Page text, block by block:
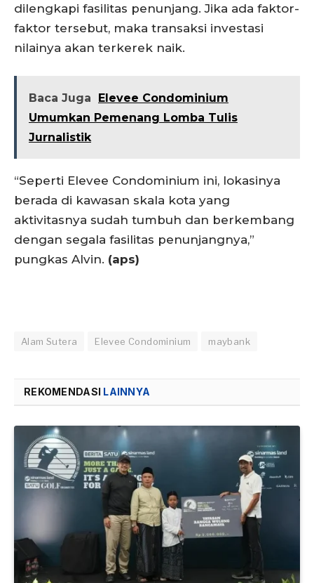
dilengkapi fasilitas penunjang. Jika ada faktor-
faktor tersebut, maka transaksi investasi
nilainya akan terkerek naik.
Baca Juga
Elevee Condominium
Umumkan Pemenang Lomba Tulis
Jurnalistik
“Seperti Elevee Condominium ini, lokasinya
berada di kawasan skala kota yang
aktivitasnya sudah tumbuh dan berkembang
dengan segala fasilitas penunjangnya,”
pungkas Alvin. (aps)
Alam Sutera Elevee Condominium maybank
REKOMENDASI LAINNYA